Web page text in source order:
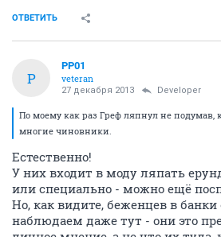
ОТВЕТИТЬ
P
PP01
veteran
27 декабря 2013 Developer
По моему как раз Греф ляпнул не подумав,
многие чиновники.
Естественно!
У них входит в моду ляпать
или специально - можно ещё
Но, как видите, беженцев в
наблюдаем даже тут - они это